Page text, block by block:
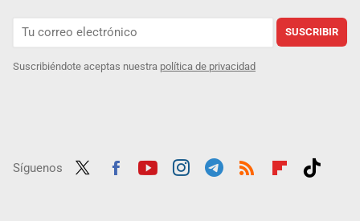
SUSCRIBIR
Suscribiéndote aceptas nuestra política de privacidad
Síguenos